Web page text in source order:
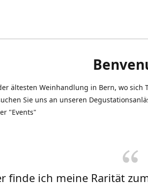
ältesten Weinhandlung in Bern, wo sich
Sie uns an unseren
"Events"
finde ich meine Rarität